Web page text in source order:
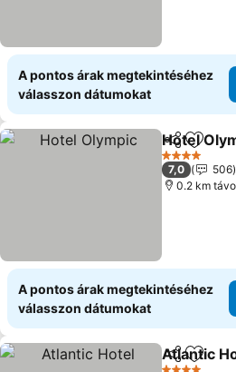
A pontos árak megtekintéséhez
válasszon dátumokat
Megosztás
Hotel
4 Kategória
7,0
506
0.2 km
A pontos árak megtekintéséhez
válasszon dátumokat
Megosztás
Atlantic